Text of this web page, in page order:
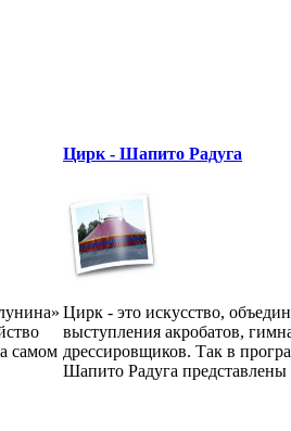
самом
Цирк - Шапито Радуга
Цирк - это искусство,
выступления акробатов,
дрессировщиков. Так в
Шапито Радуга представлены